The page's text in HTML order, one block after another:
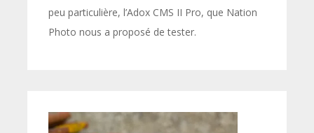
peu particulière, l’Adox CMS II Pro, que Nation
Photo nous a proposé de tester.